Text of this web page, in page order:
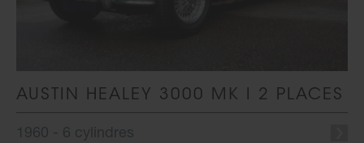
AUSTIN HEALEY 3000 MK I 2 PLACES
1960 - 6 cylindres